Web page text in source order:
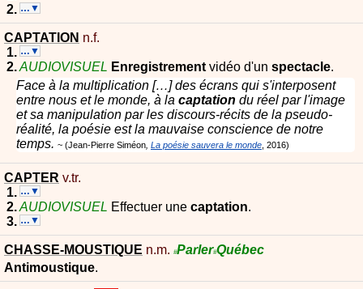
…▼
CAPTATION n.f.
…▼
AUDIOVISUEL Enregistrement vidéo d'un spectacle.
Face à la multiplication […] des écrans qui s'interposent
entre nous et le monde, à la captation du réel par l'image
et sa manipulation par les discours-récits de la pseudo-
réalité, la poésie est la mauvaise conscience de notre
temps.
Jean-Pierre Siméon La poésie sauvera le monde 2016
CAPTER v.tr.
…▼
AUDIOVISUEL Effectuer une captation.
…▼
CHASSE-MOUSTIQUE n.m. #Parler#Québec
Antimoustique.